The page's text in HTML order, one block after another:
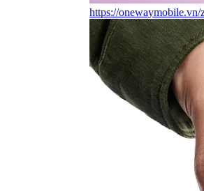
https://onewaymobile.vn/